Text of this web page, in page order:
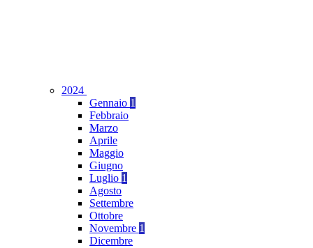
2024
Gennaio 1
Febbraio
Marzo
Aprile
Maggio
Giugno
Luglio 1
Agosto
Settembre
Ottobre
Novembre 1
Dicembre